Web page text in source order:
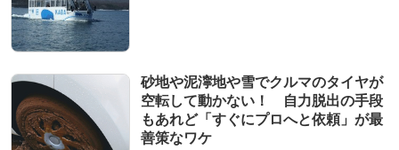
砂地や泥濘地や雪でクルマのタイヤが
空転して動かない！ 自力脱出の手段
もあれど「すぐにプロへと依頼」が最
善策なワケ